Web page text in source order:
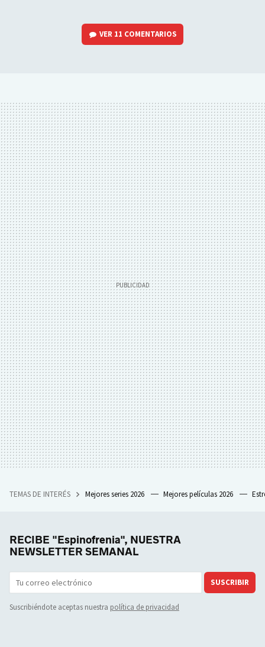
VER 11 COMENTARIOS
TEMAS DE INTERÉS Mejores series 2026 Mejores películas 2026
RECIBE "Espinofrenia", NUESTRA
NEWSLETTER SEMANAL
SUSCRIBIR
Suscribiéndote aceptas nuestra política de privacidad